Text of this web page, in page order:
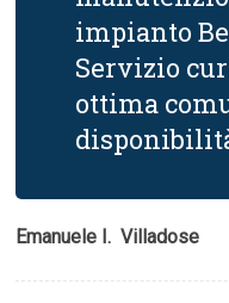
impianto
Servizio
ottima
Emanuele I.  Villadose